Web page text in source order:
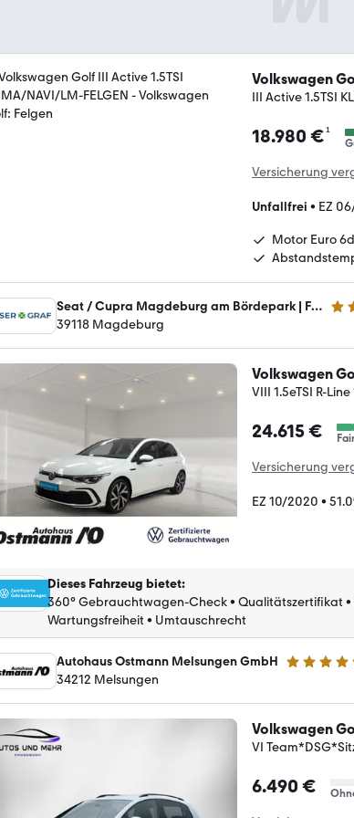
Volkswagen
III Active 1.5TSI
18.980 €¹
Versicherung
Unfallfrei • EZ
Motor Euro 6d
Seat / Cupra Magdeburg am Bördepark | Feser Magdeburg GmbH 5
39118 Magdeburg
Volkswagen
VIII 1.5eTSI R-
24.615 €
Versicherung
EZ 10/2020 •
Dieses Fahrzeug bietet:
360° Gebrauchtwagen-Check• Qualitätszertifikat •
Wartungsfreiheit • Umtauschrecht
Autohaus Ostmann Melsungen GmbH 5 Sterne
34212 Melsungen
Volkswagen
VI
6.490 €